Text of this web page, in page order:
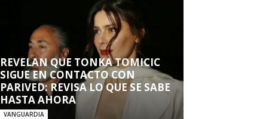
REVELAN QUE TONKA TOMICIC
SIGUE EN CONTACTO CON
PARIVED: REVISA LO QUE SE SABE
HASTA AHORA
VANGUARDIA